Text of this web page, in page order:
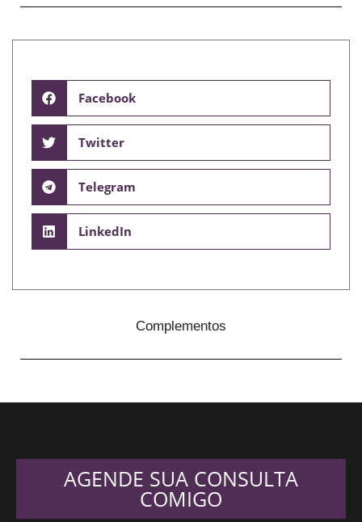
Facebook
Twitter
Telegram
LinkedIn
Complementos
AGENDE SUA CONSULTA
COMIGO